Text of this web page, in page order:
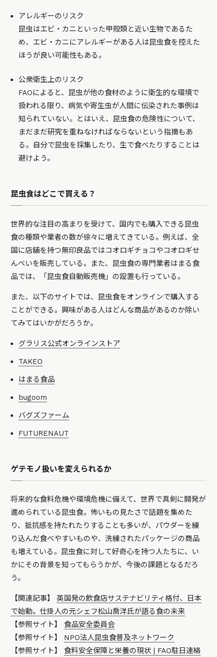
アレルギーのリスク
昆虫はエビ・カニといった甲殻類と近い生物であるた
め、エビ・カニにアレルギーがある人は昆虫食を控えた
ほうが良い可能性もある。
公衆衛生上のリスク
FAOによると、昆虫が他の食材のように衛生的な環境で
扱われる限り、病気や寄生虫が人間に伝染された事例は
知られていない。とはいえ、昆虫食の危険性について、
まだまだ研究を重ねなければならないという指摘もあ
る。自分で昆虫を採集したり、生で食べたりすることは
避けよう。
昆虫食はどこで買える？
世界的な注目の高まりを受けて、国内でも購入できる昆虫
食の種類や業者の数が徐々に増えてきている。例えば、全
国に店舗を持つ無印良品ではコオロギチョコやコオロギせ
んべいを販売している。また、昆虫食の専門業者はまる食
品では、「昆虫食自動販売機」の設置も行っている。
また、以下のサイトでは、昆虫食をオンラインで購入する
ことができる。興味がある人はどんな商品があるのか除い
てみてはいかがだろうか。
グラリス公式オンラインストア
TAKEO
はまる食品
bugoom
バグズファーム
FUTURENAUT
ゲテモノ扱いを変えられるか
将来的な食料危機や環境危機に備えて、世界で真剣に開発が
進められている昆虫食。怖いもの見たさで話題を集めた
り、抵抗感を持たれたりすることも多いが、パウダーを練
り込んだ食べやすいものや、洗練されたパッケージの商品
も増えている。昆虫食に対して好奇心を持つ人たちに、い
かにその背景を知ってもらうかが、今後の課題となるだろ
う。
【関連記事】英国発の飲食店サステナビリティ格付、日本
で始動。仕掛人の元シェフ松山喬洋氏が語る食の未来
【参照サイト】 食品安全委員会
【参照サイト】 NPO法人昆虫食普及ネットワーク
【参照サイト】 食料安全保障と栄養の現状 | FAO駐日連絡